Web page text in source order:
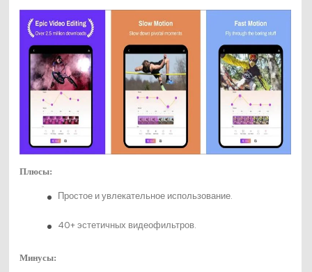
Плюсы:
Простое и увлекательное использование.
40+ эстетичных видеофильтров.
Минусы: